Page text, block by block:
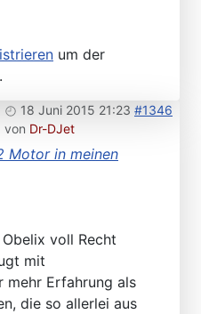
um der
18 Juni 2015 21:23 #1346
von Dr-DJet
Motor in meinen
voll Recht
mit
mehr Erfahrung als
die so allerlei aus